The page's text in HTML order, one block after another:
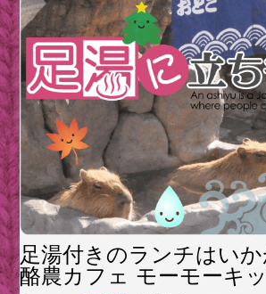
足湯付きのランチはいか
酪農カフェ モーモーキ